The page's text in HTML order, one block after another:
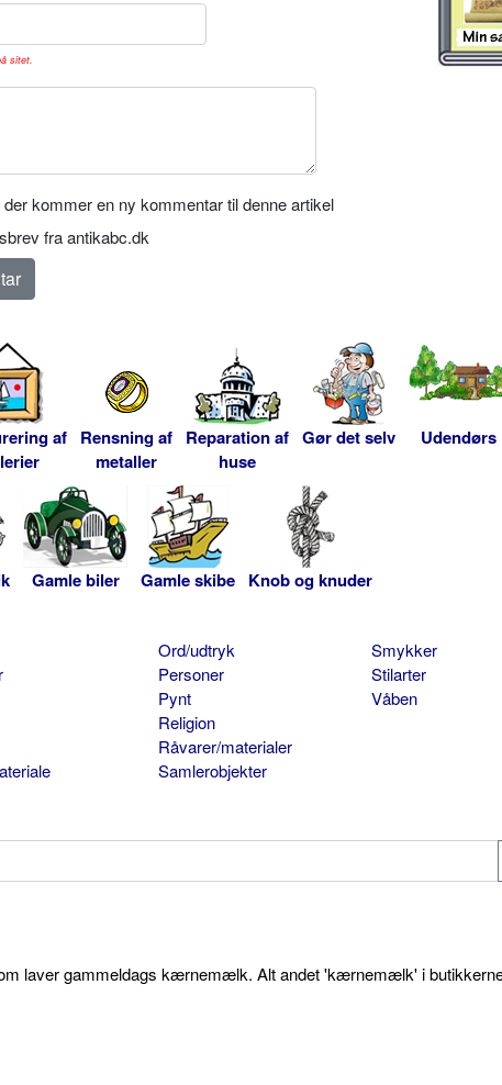
sitet.
kommer en ny kommentar til denne artikel
fra antikabc.dk
af Rensning af
metaller
Reparation af
huse
Gør det selv Udendørs
Gamle biler Gamle skibe Knob og knuder
Ord/udtryk
Personer
Pynt
Religion
Råvarer/materialer
Samlerobjekter
Smykker
Stilarter
Våben
laver gammeldags kærnemælk. Alt andet 'kærnemælk' i